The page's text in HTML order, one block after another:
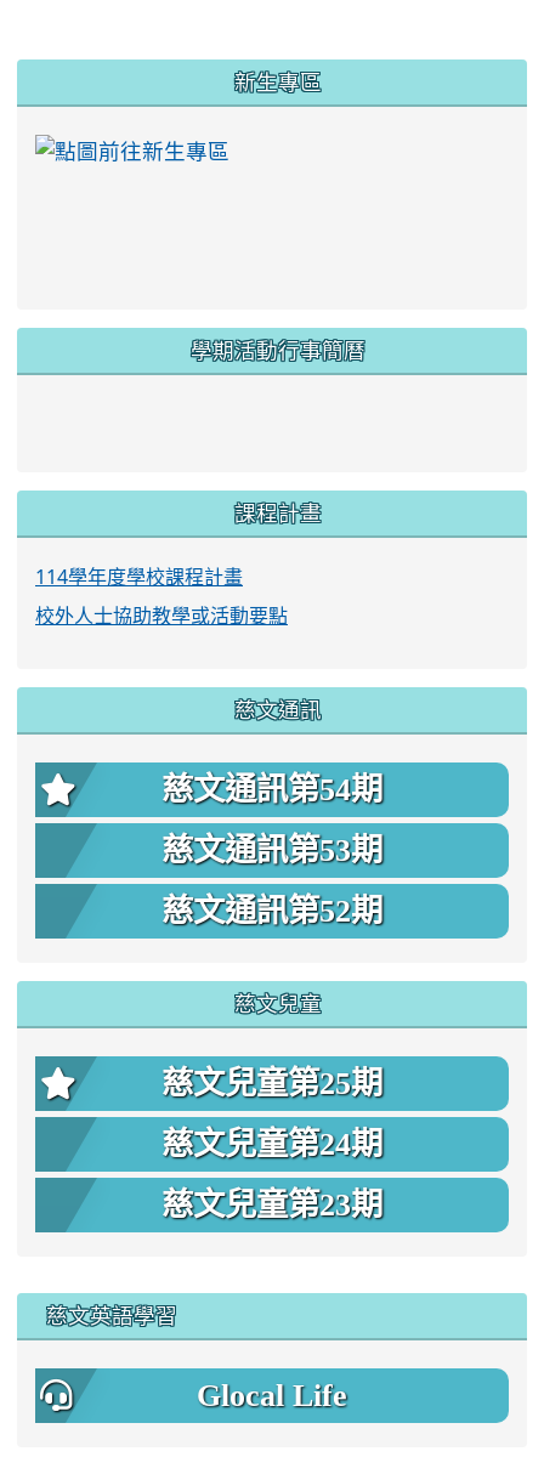
新生專區
學期活動行事簡曆
課程計畫
114學年度學校課程計畫
校外人士協助教學或活動要點
慈文通訊
慈文通訊第54期
慈文通訊第53期
慈文通訊第52期
慈文兒童
慈文兒童第25期
慈文兒童第24期
慈文兒童第23期
慈文英語學習
Glocal Life